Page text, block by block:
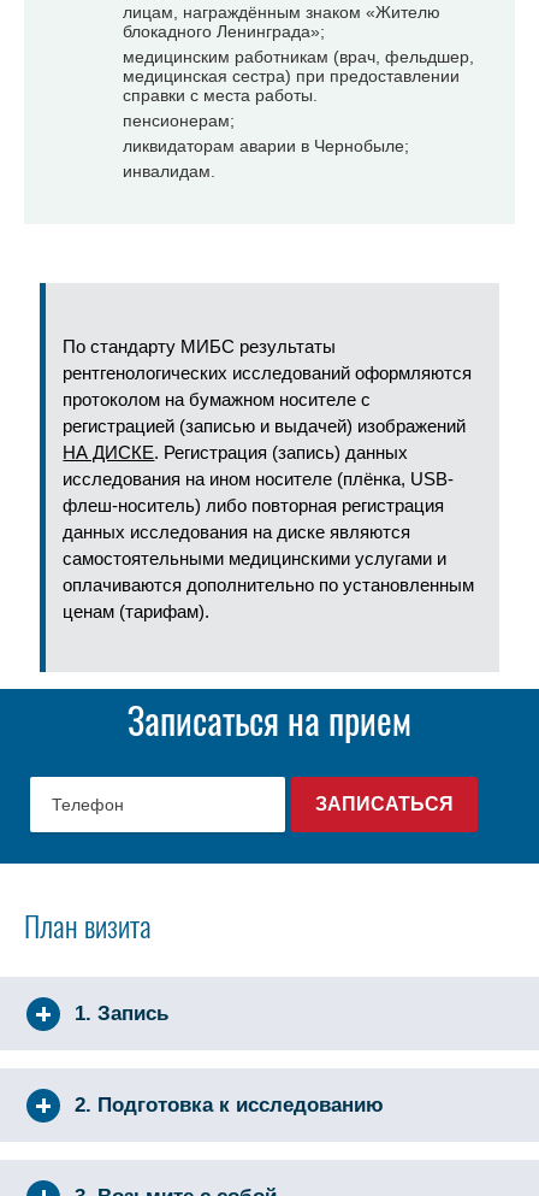
лицам, награждённым знаком «Жителю
блокадного Ленинграда»;
медицинским работникам (врач, фельдшер,
медицинская сестра) при предоставлении
справки с места работы.
пенсионерам;
ликвидаторам аварии в Чернобыле;
инвалидам.
По стандарту МИБС результаты
рентгенологических исследований оформляются
протоколом на бумажном носителе с
регистрацией (записью и выдачей) изображений
НА ДИСКЕ. Регистрация (запись) данных
исследования на ином носителе (плёнка, USB-
флеш-носитель) либо повторная регистрация
данных исследования на диске являются
самостоятельными медицинскими услугами и
оплачиваются дополнительно по установленным
ценам (тарифам).
Записаться на прием
План визита
1. Запись
2. Подготовка к исследованию